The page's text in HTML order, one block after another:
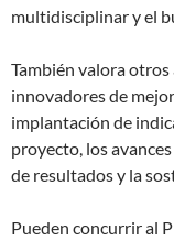
multidisciplinar y el
También valora
innovadores de
implantación de
proyecto, los
de resultados y la
Pueden concurrir al